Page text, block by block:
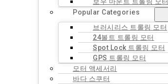
Popular Categories
브러시리스 트롤링 모터
24볼트 트롤링 모터
Spot Lock 트롤링 모터
GPS 트롤링 모터
모터 액세서리
바다 스쿠터